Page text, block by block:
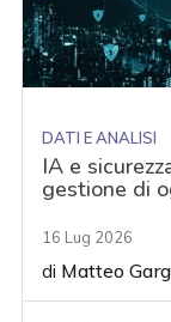
DATI E ANALISI
IA e
gestione di
16 Lug 2026
di Matteo